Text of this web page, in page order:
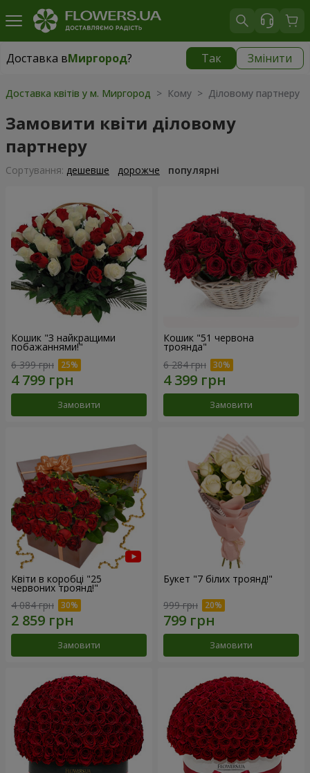
Доставка вМиргород? Так Змінити
Доставка вМиргород|
Доставка квітів у м. Миргород > Кому > Діловому партнеру
Замовити квіти діловому
партнеру
Сортування: дешевше дорожче популярні
Кошик "З найкращими
побажаннями!"
6 399 грн
Замовити
Кошик "51 червона
троянда"
6 284 грн
Замовити
Квіти в коробці "25
червоних троянд!"
4 084 грн
Замовити
Букет "7 білих троянд!"
999 грн
Замовити